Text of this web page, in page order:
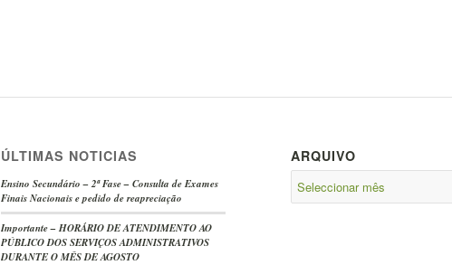
ÚLTIMAS NOTICIAS
Ensino Secundário – 2ª Fase – Consulta de Exames
Finais Nacionais e pedido de reapreciação
Importante – HORÁRIO DE ATENDIMENTO AO
PÚBLICO DOS SERVIÇOS ADMINISTRATIVOS
DURANTE O MÊS DE AGOSTO
ARQUIVO